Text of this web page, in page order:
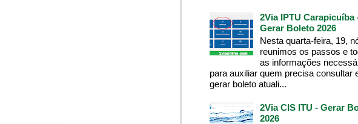
2Via IPTU Carapicuíba
Gerar Boleto 2026
Nesta quarta-feira, 19,
reunimos os passos e
as informações
para auxiliar quem precisa consultar
gerar boleto atuali...
2Via CIS ITU - Gerar
2026